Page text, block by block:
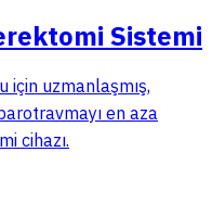
Sistemi
uzmanlaşmış,
en aza
cihazı.